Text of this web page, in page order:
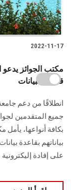
2022-11-17
مكتب الجوائز
قاعدة البيانات
انطلاقًا من دعم
جميع المتقدمين
بكافة أنواعها،
بياناتهم بقاعدة
على إفادة إليكترونية